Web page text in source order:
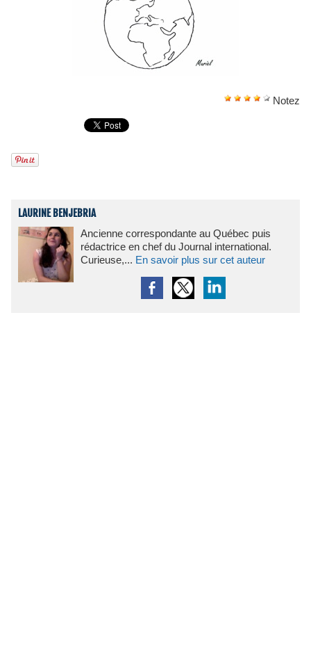
Notez
LAURINE BENJEBRIA
Ancienne correspondante au Québec puis
rédactrice en chef du Journal international.
Curieuse,... En savoir plus sur cet auteur